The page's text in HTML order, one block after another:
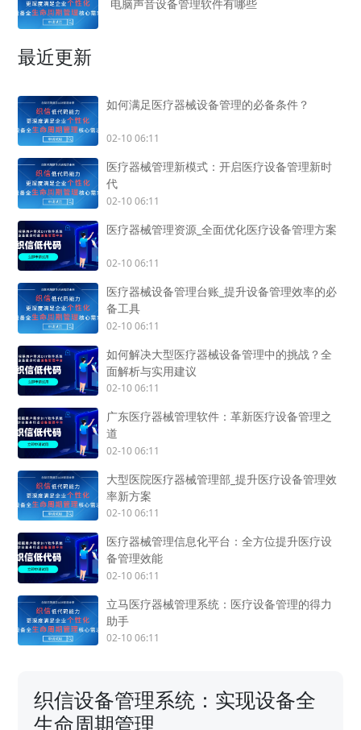
电脑声音设备管理软件有哪些
最近更新
如何满足医疗器械设备管理的必备条件？
02-10 06:11
医疗器械管理新模式：开启医疗设备管理新时
代
02-10 06:11
医疗器械管理资源_全面优化医疗设备管理方案
02-10 06:11
医疗器械设备管理台账_提升设备管理效率的必
备工具
02-10 06:11
如何解决大型医疗器械设备管理中的挑战？全
面解析与实用建议
02-10 06:11
广东医疗器械管理软件：革新医疗设备管理之
道
02-10 06:11
大型医院医疗器械管理部_提升医疗设备管理效
率新方案
02-10 06:11
医疗器械管理信息化平台：全方位提升医疗设
备管理效能
02-10 06:11
立马医疗器械管理系统：医疗设备管理的得力
助手
02-10 06:11
织信设备管理系统：实现设备全
生命周期管理